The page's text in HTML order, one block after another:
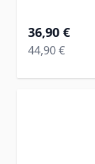
Ab
36,90 €
Regular Price
44,90 €